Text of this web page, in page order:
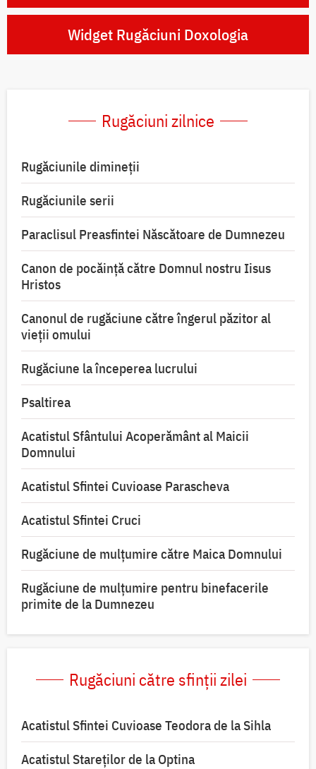
Widget Rugăciuni Doxologia
Rugăciuni zilnice
Rugăciunile dimineții
Rugăciunile serii
Paraclisul Preasfintei Născătoare de Dumnezeu
Canon de pocăință către Domnul nostru Iisus
Hristos
Canonul de rugăciune către îngerul păzitor al
vieții omului
Rugăciune la începerea lucrului
Psaltirea
Acatistul Sfântului Acoperământ al Maicii
Domnului
Acatistul Sfintei Cuvioase Parascheva
Acatistul Sfintei Cruci
Rugăciune de mulţumire către Maica Domnului
Rugăciune de mulțumire pentru binefacerile
primite de la Dumnezeu
Rugăciuni către sfinții zilei
Acatistul Sfintei Cuvioase Teodora de la Sihla
Acatistul Stareţilor de la Optina